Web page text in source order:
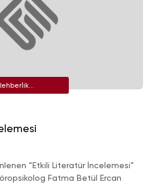
“Etkili Literatür İncelemesi”
Fatma Betül Ercan